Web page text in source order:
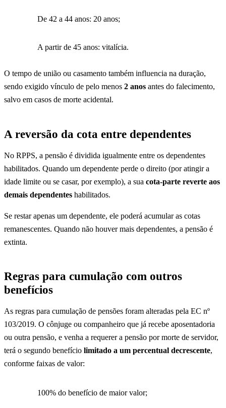
De 42 a 44 anos: 20 anos;
A partir de 45 anos: vitalícia.
O tempo de união ou casamento também influencia na duração,
sendo exigido vínculo de pelo menos 2 anos antes do falecimento,
salvo em casos de morte acidental.
A reversão da cota entre dependentes
No RPPS, a pensão é dividida igualmente entre os dependentes
habilitados. Quando um dependente perde o direito (por atingir a
idade limite ou se casar, por exemplo), a sua cota-parte reverte aos
demais dependentes habilitados.
Se restar apenas um dependente, ele poderá acumular as cotas
remanescentes. Quando não houver mais dependentes, a pensão é
extinta.
Regras para cumulação com outros
benefícios
As regras para cumulação de pensões foram alteradas pela EC nº
103/2019. O cônjuge ou companheiro que já recebe aposentadoria
ou outra pensão, e venha a requerer a pensão por morte de servidor,
terá o segundo benefício limitado a um percentual decrescente,
conforme faixas de valor:
100% do benefício de maior valor;